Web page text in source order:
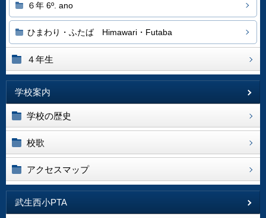
６年 6º. ano
ひまわり・ふたば Himawari・Futaba
４年生
学校案内
学校の歴史
校歌
アクセスマップ
武生西小PTA